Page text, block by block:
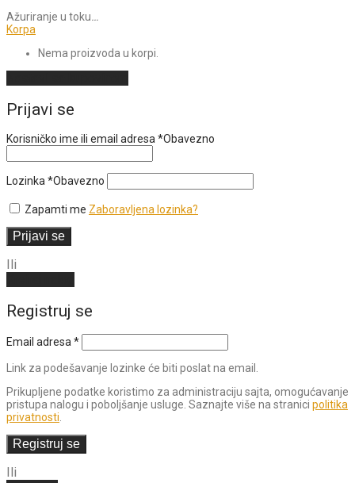
Ažuriranje u toku…
Korpa
Nema proizvoda u korpi.
Prijavi se
Korisničko ime ili email adresa *Obavezno
Lozinka *Obavezno
Zapamti me Zaboravljena lozinka?
Prijavi se
Ili
Registruj se
Email adresa *
Link za podešavanje lozinke će biti poslat na email.
Prikupljene podatke koristimo za administraciju sajta, omogućavanje
pristupa nalogu i poboljšanje usluge. Saznajte više na stranici politika
privatnosti
Registruj se
Ili